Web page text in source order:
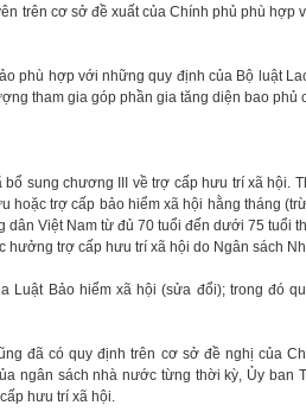
trên cơ sở đề xuất của Chính phủ phù hợp
phù hợp với những quy định của Bộ luật
tham gia góp phần gia tăng diện bao phủ
sung chương III về trợ cấp hưu trí xã hội.
hoặc trợ cấp bảo hiểm xã hội hằng tháng
Việt Nam từ đủ 70 tuổi đến dưới 75 tuổi
hưởng trợ cấp hưu trí xã hội do Ngân sách
Luật Bảo hiểm xã hội (sửa đổi); trong đó
đã có quy định trên cơ sở đề nghị của
ngân sách nhà nước từng thời kỳ, Ủy ban
hưu trí xã hội.